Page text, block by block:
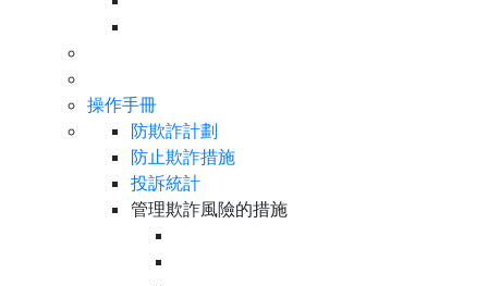
操作手冊
防欺詐計劃
防止欺詐措施
投訴統計
管理欺詐風險的措施